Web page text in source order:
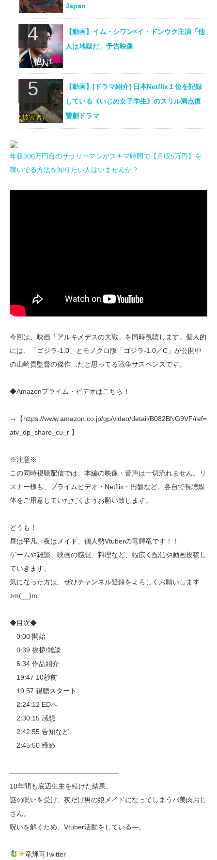
Japan
【動画】イム・シワン×イ・ドンウク主演「他
人は地獄だ」予告映像
【動画】[ドラマ紹介] 日本Netflix１位を記録
している《いじめ女子学生》のスリル満点復
讐劇ドラマ
年収300万円台のサラリーマンがスキマ時間で【月収5万円】を
稼いでる方法を知りたい人はいませんか？
今回は、映画「アルキメデスの大戦」を同時視聴します。個人的
には、「ゴジラ-1.0」とモノクロ版「ゴジラ-1.0／C」が公開中
の山崎貴監督の傑作…だと思ってる戦争サスペンスです。
◆Amazonプライム・ビデオはこちら！
→【https://www.amazon.co.jp/gp/video/detail/B082BNG9VF/ref=
atv_dp_share_cu_r 】
※注意※
この同時視聴配信では、本編の映像・音声は一切流れません。リ
スナー様も、プライムビデオ・Netflix・円盤など、各自で視聴媒
体をご用意していただくようお願い致します。
どうも！
昼は平凡、夜はメイド、個人勢Vtuberの竜輝竜です！！
ゲームや雑談、映画の感想、料理など、幅広く配信や動画投稿し
ていきます。
気になった方は、ぜひチャンネル登録をよろしくお願いします
♪m(__)m
◆目次◆
0:00 開始
0:39 挨拶/雑談
6:34 作品紹介
19:47 10秒前
19:57 視聴スタート
2:24:12 EDへ
2:30:15 感想
2:42:55 告知など
2:45:50 締め
————————————————
10年間も底辺生主を続けた結果、
謎の呪いを受け、夜だけ男の娘メイドになってしまうバ美肉おじ
さん。
呪いを解くため、Vtuber活動をしている―。
竜輝竜Twitter